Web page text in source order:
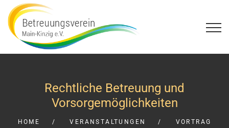
Rechtliche Betreuung und
Vorsorgemöglichkeiten
HOME VERANSTALTUNGEN
VORTRAG